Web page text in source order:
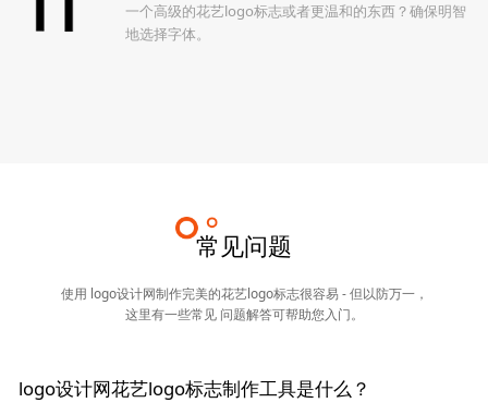
一个高级的花艺logo标志或者更温和的东西？确保明智
地选择字体。
常见问题
使用 logo设计网制作完美的花艺logo标志很容易 - 但以防万一，
这里有一些常见 问题解答可帮助您入门。
logo设计网花艺logo标志制作工具是什么？